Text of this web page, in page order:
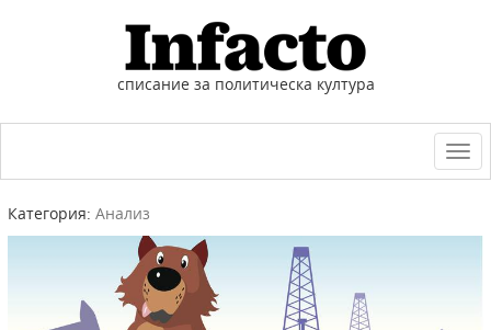
списание за политическа култура
Категория: Анализ